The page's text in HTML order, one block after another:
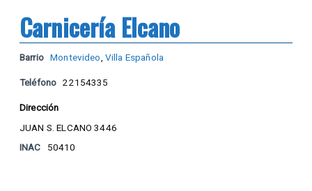
Carnicería Elcano
Barrio Montevideo Villa Española
Teléfono 22154335
Dirección
JUAN S. ELCANO 3446
INAC
50410